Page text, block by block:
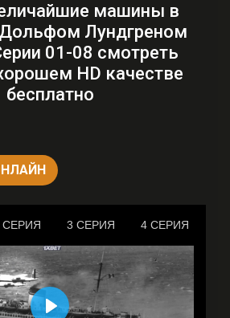
машины в
Дольфом Лундгреном
01-08 смотреть
HD качестве
бесплатно